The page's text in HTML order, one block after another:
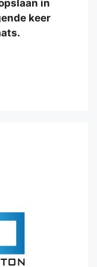
in
keer